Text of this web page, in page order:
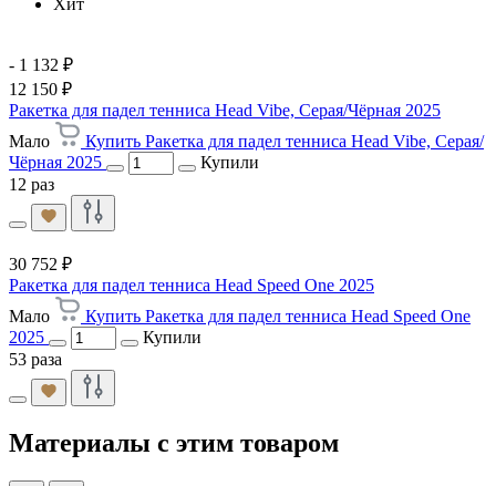
Хит
- 1 132 ₽
12 150 ₽
Ракетка для падел тенниса Head Vibe, Серая/Чёрная 2025
Мало
Купить Ракетка для падел тенниса Head Vibe, Серая/
Чёрная 2025
Купили
12 раз
30 752 ₽
Ракетка для падел тенниса Head Speed One 2025
Мало
Купить Ракетка для падел тенниса Head Speed One
2025
Купили
53 раза
Материалы с этим товаром